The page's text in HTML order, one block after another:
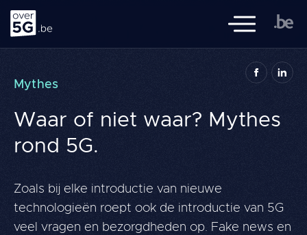
Over 5G
Mobiele
over5G.be is een initiatief van de Federale Overheid, de Vlaamse,
Waalse en Brusselse overheden, de FOD Volksgezondheid en het
Navigation
principale
Kennis
FAQ
Mythes
Waar of niet waar? Mythes
rond 5G.
Zoals bij elke introductie van nieuwe
technologieën roept ook de introductie van 5G
veel vragen en bezorgdheden op. Fake news en